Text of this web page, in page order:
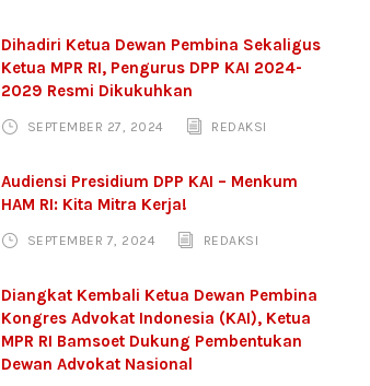
Dihadiri Ketua Dewan Pembina Sekaligus
Ketua MPR RI, Pengurus DPP KAI 2024-
2029 Resmi Dikukuhkan
SEPTEMBER 27, 2024 REDAKSI
Audiensi Presidium DPP KAI – Menkum
HAM RI: Kita Mitra Kerja!
SEPTEMBER 7, 2024 REDAKSI
Diangkat Kembali Ketua Dewan Pembina
Kongres Advokat Indonesia (KAI), Ketua
MPR RI Bamsoet Dukung Pembentukan
Dewan Advokat Nasional